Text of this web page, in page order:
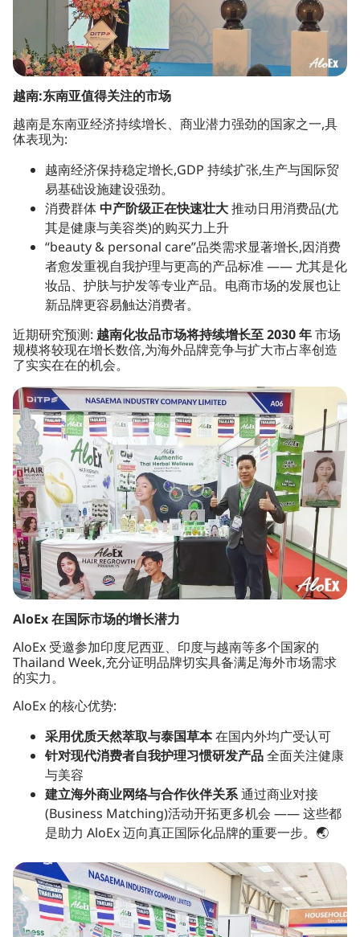
越南:东南亚值得关注的市场
越南是东南亚经济持续增长、商业潜力强劲的国家之一,具
体表现为:
越南经济保持稳定增长,GDP 持续扩张,生产与国际贸
易基础设施建设强劲。
消费群体中产阶级正在快速壮大推动日用消费品(尤
其是健康与美容类)的购买力上升
“beauty & personal care”品类需求显著增长,因消费
者愈发重视自我护理与更高的产品标准 —— 尤其是化
妆品、护肤与护发等专业产品。电商市场的发展也让
新品牌更容易触达消费者。
近期研究预测: 越南化妆品市场将持续增长至 2030 年市场
规模将较现在增长数倍,为海外品牌竞争与扩大市占率创造
了实实在在的机会。
AloEx 在国际市场的增长潜力
AloEx 受邀参加印度尼西亚、印度与越南等多个国家的
Thailand Week,充分证明品牌切实具备满足海外市场需求
的实力。
AloEx 的核心优势:
采用优质天然萃取与泰国草本在国内外均广受认可
针对现代消费者自我护理习惯研发产品全面关注健康
与美容
建立海外商业网络与合作伙伴关系通过商业对接
(Business Matching)活动开拓更多机会 —— 这些都
是助力 AloEx 迈向真正国际化品牌的重要一步。🌏